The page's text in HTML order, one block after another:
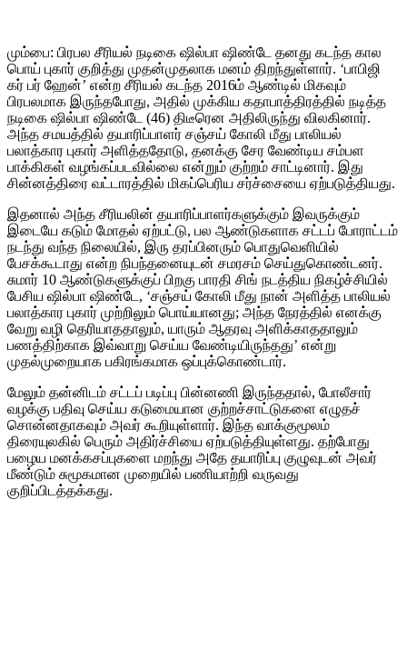
மும்பை: பிரபல சீரியல் நடிகை ஷில்பா ஷிண்டே தனது கடந்த கால
பொய் புகார் குறித்து முதன்முதலாக மனம் திறந்துள்ளார். ‘பாபிஜி
கர் பர் ஹேன்’ என்ற சீரியல் கடந்த 2016ம் ஆண்டில் மிகவும்
பிரபலமாக இருந்தபோது, அதில் முக்கிய கதாபாத்திரத்தில் நடித்த
நடிகை ஷில்பா ஷிண்டே (46) திடீரென அதிலிருந்து விலகினார்.
அந்த சமயத்தில் தயாரிப்பாளர் சஞ்சய் கோலி மீது பாலியல்
பலாத்கார புகார் அளித்ததோடு, தனக்கு சேர வேண்டிய சம்பள
பாக்கிகள் வழங்கப்படவில்லை என்றும் குற்றம் சாட்டினார். இது
சின்னத்திரை வட்டாரத்தில் மிகப்பெரிய சர்ச்சையை ஏற்படுத்தியது.
இதனால் அந்த சீரியலின் தயாரிப்பாளர்களுக்கும் இவருக்கும்
இடையே கடும் மோதல் ஏற்பட்டு, பல ஆண்டுகளாக சட்டப் போராட்டம்
நடந்து வந்த நிலையில், இரு தரப்பினரும் பொதுவெளியில்
பேசக்கூடாது என்ற நிபந்தனையுடன் சமரசம் செய்துகொண்டனர்.
சுமார் 10 ஆண்டுகளுக்குப் பிறகு பாரதி சிங் நடத்திய நிகழ்ச்சியில்
பேசிய ஷில்பா ஷிண்டே, ‘சஞ்சய் கோலி மீது நான் அளித்த பாலியல்
பலாத்கார புகார் முற்றிலும் பொய்யானது; அந்த நேரத்தில் எனக்கு
வேறு வழி தெரியாததாலும், யாரும் ஆதரவு அளிக்காததாலும்
பணத்திற்காக இவ்வாறு செய்ய வேண்டியிருந்தது’ என்று
முதல்முறையாக பகிரங்கமாக ஒப்புக்கொண்டார்.
மேலும் தன்னிடம் சட்டப் படிப்பு பின்னணி இருந்ததால், போலீசார்
வழக்கு பதிவு செய்ய கடுமையான குற்றச்சாட்டுகளை எழுதச்
சொன்னதாகவும் அவர் கூறியுள்ளார். இந்த வாக்குமூலம்
திரையுலகில் பெரும் அதிர்ச்சியை ஏற்படுத்தியுள்ளது. தற்போது
பழைய மனக்கசப்புகளை மறந்து அதே தயாரிப்பு குழுவுடன் அவர்
மீண்டும் சுமூகமான முறையில் பணியாற்றி வருவது
குறிப்பிடத்தக்கது.